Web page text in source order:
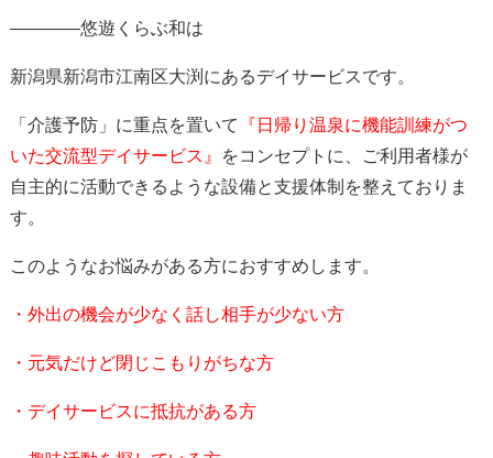
————悠遊くらぶ和は
新潟県新潟市江南区大渕にあるデイサービスです。
「介護予防」に重点を置いて
『日帰り温泉に機能訓練がつ
いた交流型デイサービス 』
をコンセプトに、ご利用者様が
自主的に活動できるような設備と支援体制を整えておりま
す。
このようなお悩みがある方におすすめします。
・外出の機会が少なく話し相手が少ない方
・元気だけど閉じこもりがちな方
・デイサービスに抵抗がある方